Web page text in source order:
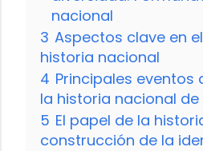
nacional
3 Aspectos clave en
historia nacional
4 Principales eventos
la historia nacional
5 El papel de la
construcción de la